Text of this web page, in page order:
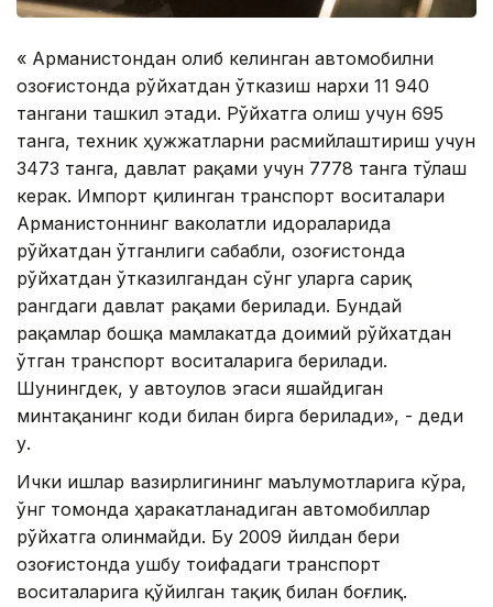
« Арманистондан олиб келинган автомобилни
Қозоғистонда рўйхатдан ўтказиш нархи 11 940
тангани ташкил этади. Рўйхатга олиш учун 695
танга, техник ҳужжатларни расмийлаштириш учун
3473 танга, давлат рақами учун 7778 танга тўлаш
керак. Импорт қилинган транспорт воситалари
Арманистоннинг ваколатли идораларида
рўйхатдан ўтганлиги сабабли, Қозоғистонда
рўйхатдан ўтказилгандан сўнг уларга сариқ
рангдаги давлат рақами берилади. Бундай
рақамлар бошқа мамлакатда доимий рўйхатдан
ўтган транспорт воситаларига берилади.
Шунингдек, у автоулов эгаси яшайдиган
минтақанинг коди билан бирга берилади», - деди
у.
Ички ишлар вазирлигининг маълумотларига кўра,
ўнг томонда ҳаракатланадиган автомобиллар
рўйхатга олинмайди. Бу 2009 йилдан бери
Қозоғистонда ушбу тоифадаги транспорт
воситаларига қўйилган тақиқ билан боғлиқ.